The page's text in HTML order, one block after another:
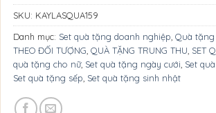
SKU: KAYLASQUA159
Danh mục: Set quà tặng doanh nghiệp Quà tặng
THEO ĐỐI TƯỢNG QUÀ TẶNG TRUNG THU SET
quà tặng cho nữ, Set quà tặng ngày cưới Set
Set quà tặng sếp Set quà tặng sinh nhật